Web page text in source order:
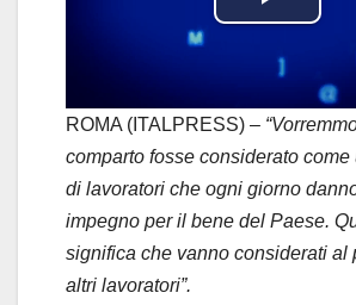
P
l
a
y
V
ROMA (ITALPRESS) –
comparto fosse considerato come
di lavoratori che ogni giorno
impegno per il bene del Paese.
significa che vanno considerati al
altri lavoratori”.